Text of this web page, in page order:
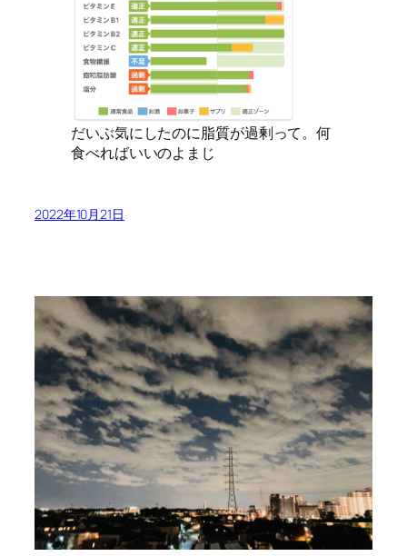
だいぶ気にしたのに脂質が過剰って。何
食べればいいのよまじ
2022年10月21日